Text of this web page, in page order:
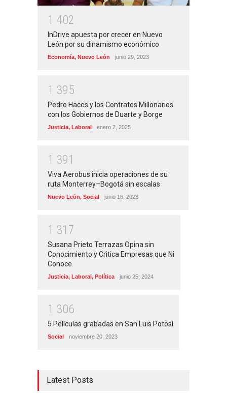
1 402
InDrive apuesta por crecer en Nuevo
León por su dinamismo económico
Economía, Nuevo León junio 29, 2023
1 395
Pedro Haces y los Contratos Millonarios
con los Gobiernos de Duarte y Borge
Justicia, Laboral enero 2, 2025
1 391
Viva Aerobus inicia operaciones de su
ruta Monterrey–Bogotá sin escalas
Nuevo León, Social junio 16, 2023
1 31 7
Susana Prieto Terrazas Opina sin
Conocimiento y Critica Empresas que Ni
Conoce
Justicia, Laboral, Política junio 25, 2024
1 306
5 Películas grabadas en San Luis Potosí
Social noviembre 20, 2023
Latest Posts